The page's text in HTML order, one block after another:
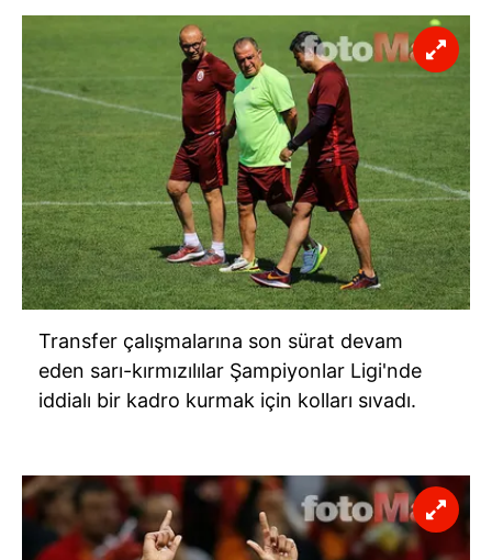
Transfer çalışmalarına son sürat devam
eden sarı-kırmızılılar Şampiyonlar Ligi'nde
iddialı bir kadro kurmak için kolları sıvadı.